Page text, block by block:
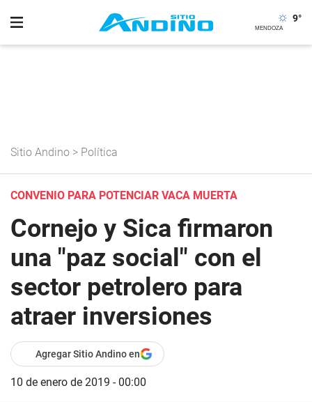
9°
Sitio Andino > Política
CONVENIO PARA POTENCIAR VACA MUERTA
Cornejo y Sica firmaron
una "paz social" con el
sector petrolero para
atraer inversiones
Agregar Sitio Andino en
10 de enero de 2019 - 00:00